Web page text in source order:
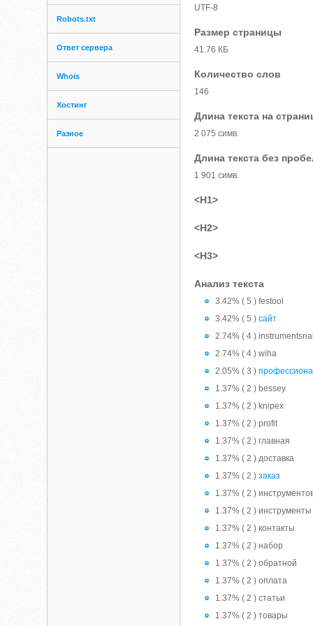
Robots.txt
Ответ сервера
Whois
Хостинг
Разное
UTF-8
Размер страницы
41.76 КБ
Количество слов
146
Длина текста на
2 075 симв.
Длина текста без
1 901 симв.
<H1>
<H2>
<H3>
Анализ текста
3.42% ( 5 ) festool
3.42% ( 5 )сайт
2.74% ( 4 )
2.74% ( 4 ) wiha
2.05% ( 3 )
1.37% ( 2 ) bessey
1.37% ( 2 ) knipex
1.37% ( 2 ) profit
1.37% ( 2 ) главная
1.37% ( 2 ) доставка
1.37% ( 2 )заказ
1.37% ( 2 )
1.37% ( 2 ) инструменты
1.37% ( 2 ) контакты
1.37% ( 2 ) набор
1.37% ( 2 ) обратной
1.37% ( 2 ) оплата
1.37% ( 2 ) статьи
1.37% ( 2 ) товары